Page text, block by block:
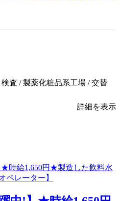
査 / 製薬化粧品系工場 / 交替
詳細を表示